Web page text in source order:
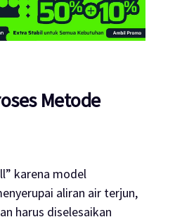
Metode
karena model
aliran air terjun,
harus diselesaikan